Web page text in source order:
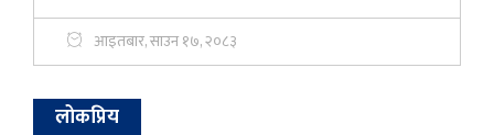
आइतबार, साउन १७, २०८३
लोकप्रिय